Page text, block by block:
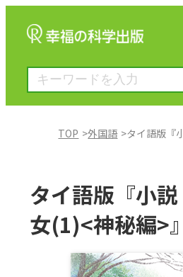
一般書
絵本
TOP 外国語 タイ語版『
タイ語版『小
女(1)<神秘編>』